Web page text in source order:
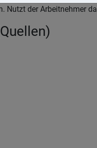
Nutzt der Arbeitnehmer